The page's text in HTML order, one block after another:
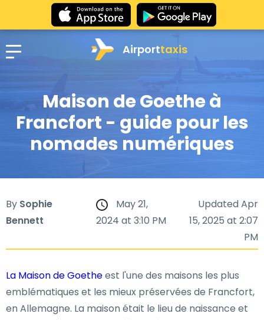
Airporttaxis
Maison de Goethe à
Francfort - guide pour les
nomades numériques
By Sophie
Bennett
May 21,
2024 at 3:10 PM
Updated Apr
15, 2025 at 2:07
PM
La Maison de Goetheest l'une des maisons les plus
emblématiques et les mieux préservées de Francfort,
en Allemagne. La maison était le lieu de naissance et